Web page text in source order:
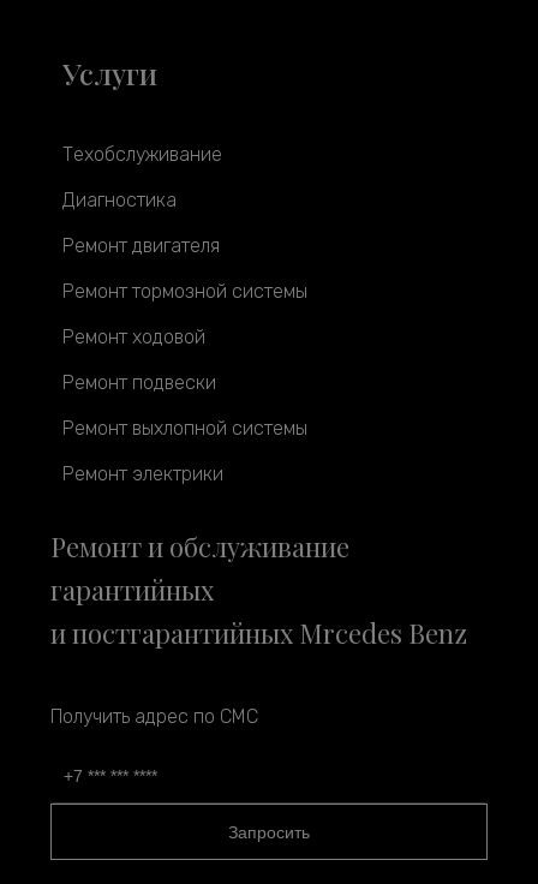
Услуги
Техобслуживание
Диагностика
Ремонт двигателя
Ремонт тормозной системы
Ремонт ходовой
Ремонт подвески
Ремонт выхлопной системы
Ремонт электрики
Ремонт и обслуживание
гарантийных
и постгарантийных Mrcedes Benz
Получить адрес по СМС
Запросить